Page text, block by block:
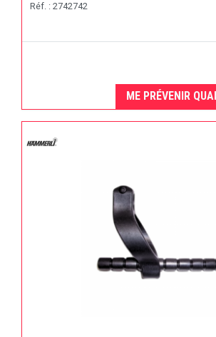
Réf. : 2742742
ME PRÉVENIR